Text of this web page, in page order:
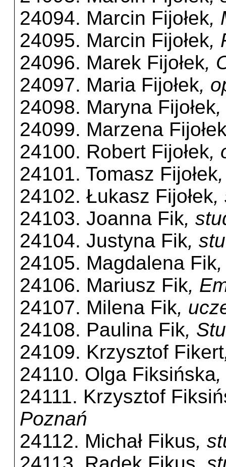
24094. Marcin Fijołek,
24095. Marcin Fijołek,
24096. Marek Fijołek,
24097. Maria Fijołek,
24098. Maryna Fijołek
24099. Marzena
24100. Robert Fijołek,
24101. Tomasz Fijołek
24102. Łukasz Fijołek,
24103. Joanna Fik,
24104. Justyna Fik,
24105. Magdalena Fik
24106. Mariusz Fik,
24107. Milena Fik,
24108. Paulina Fik,
24109. Krzysztof Fikert
24110. Olga Fiksińska
24111. Krzysztof
Poznań
24112. Michał Fikus,